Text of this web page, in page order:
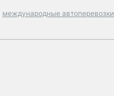
международные автоперевозки